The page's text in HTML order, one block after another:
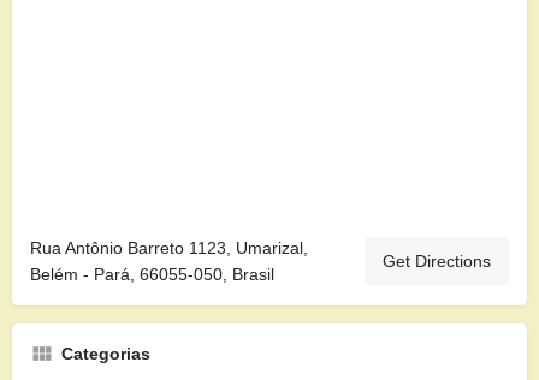
Rua Antônio Barreto 1123, Umarizal,
Belém - Pará, 66055-050, Brasil
Get Directions
Categorias